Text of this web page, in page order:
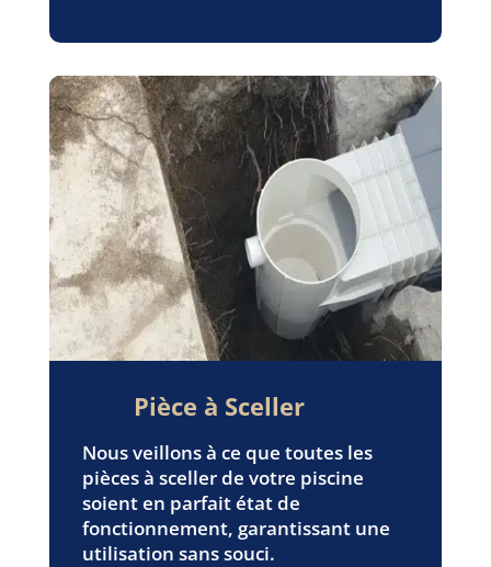
Pièce à Sceller
Nous veillons à ce que toutes les
pièces à sceller de votre piscine
soient en parfait état de
fonctionnement, garantissant une
utilisation sans souci.